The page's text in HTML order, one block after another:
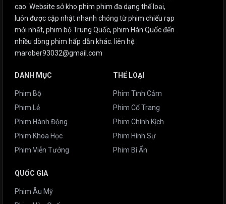
cao. Website sở kho phim phim đa dạng thể loại,
luôn được cập nhật nhanh chóng từ phim chiếu rạp
mới nhất, phim bộ Trung Quốc, phim Hàn Quốc đến
nhiều dòng phim hấp dẫn khác. liên hệ:
marober93032@gmail.com
DANH MỤC
Phim Bộ
Phim Lẻ
Phim Hành Động
Phim Khoa Học
Phim Viễn Tưởng
THỂ LOẠI
Phim Tình Cảm
Phim Cổ Trang
Phim Chính Kịch
Phim Hình Sự
Phim Bí Ẩn
QUỐC GIA
Phim Âu Mỹ